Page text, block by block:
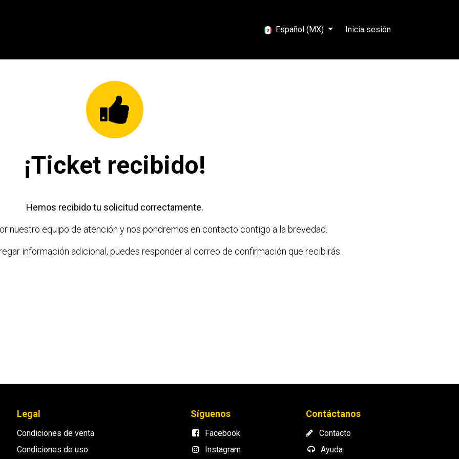
Español (MX) Inicia sesión
¡Ticket recibido!
Hemos recibido tu solicitud correctamente.
nuestro equipo de atención y nos pondremos en contacto contigo a la brevedad.
información adicional, puedes responder al correo de confirmación que recibirás.
Legal
Condiciones de venta
Condiciones de uso
Síguenos
Facebook
Instagram
Contáctanos
Contacto
Ayuda